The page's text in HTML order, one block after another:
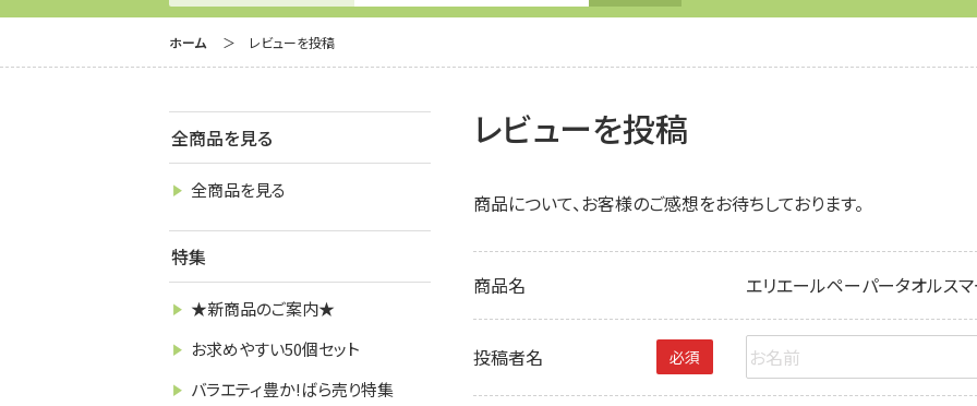
ホーム レビューを投稿
レビューを投稿
商品について、お客様のご感想をお待ちしております。
商品名 エリエールペーパータオルス
投稿者名 必須
全商品を見る
全商品を見る
特集
★新商品のご案内★
お求めやすい50個セット
バラエティ豊か!ばら売り特集